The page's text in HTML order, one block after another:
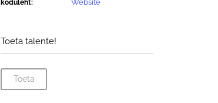
koduleht:
Website
Toeta talente!
Toeta